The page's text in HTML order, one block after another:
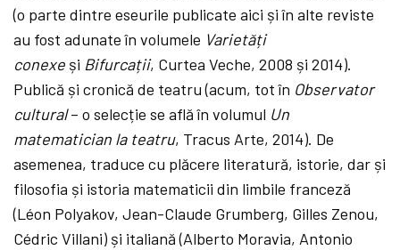
(o parte dintre eseurile publicate aici și în alte reviste
au fost adunate în volumele Varietăți
conexe și Bifurcații, Curtea Veche, 2008 și 2014).
Publică și cronică de teatru (acum, tot în Observator
cultural– o selecție se află în volumul Un
matematician la teatru, Tracus Arte, 2014). De
asemenea, traduce cu plăcere literatură, istorie, dar și
filosofia și istoria matematicii din limbile franceză
(Léon Polyakov, Jean-Claude Grumberg, Gilles Zenou,
Cédric Villani) și italiană (Alberto Moravia, Antonio